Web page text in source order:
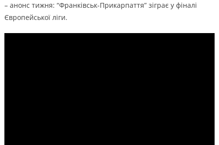
– анонс тижня: “Франківськ-Прикарпаття” зіграє у фіналі
Європейської ліги.